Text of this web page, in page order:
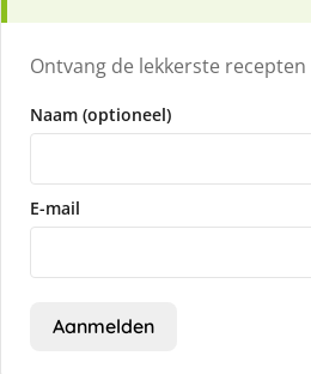
Ontvang de lekkerste
Naam (optioneel)
E-mail
Aanmelden